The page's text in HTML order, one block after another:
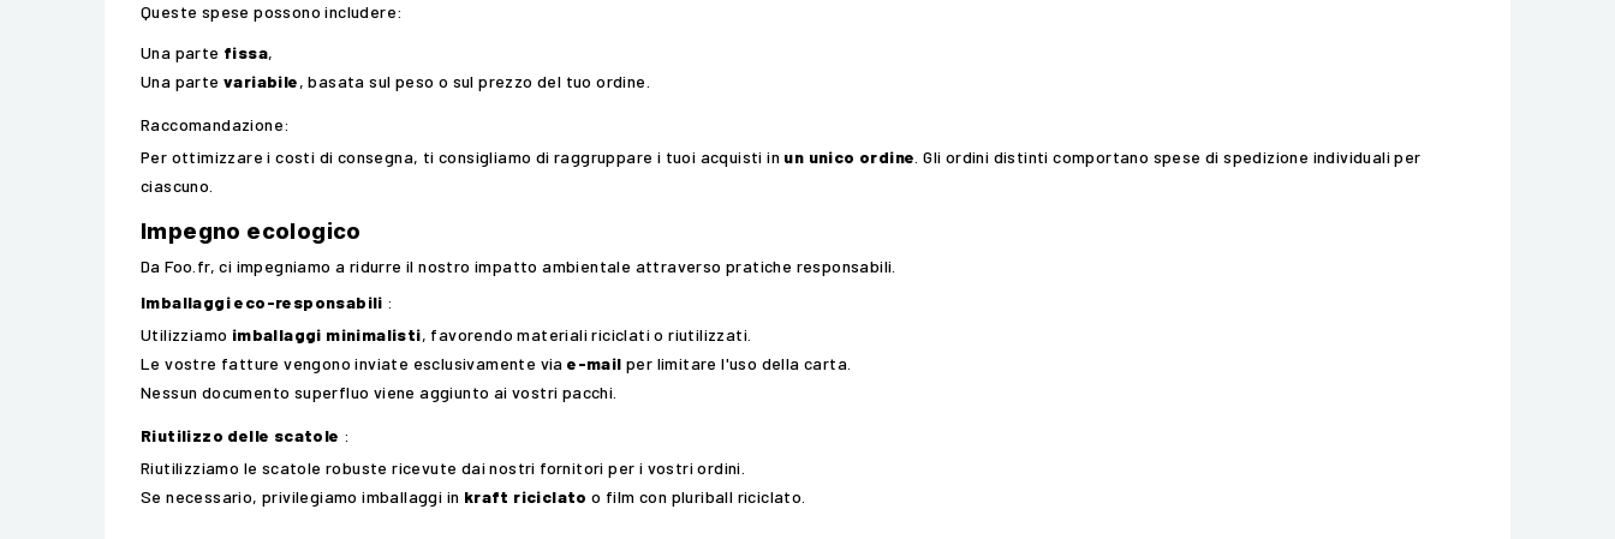
Queste spese possono includere:
Una parte fissa,
Una parte variabile, basata sul peso o sul prezzo del tuo ordine.
Raccomandazione:
Per ottimizzare i costi di consegna, ti consigliamo di raggruppare i tuoi acquisti in un unico ordine . Gli ordini distinti comportano spese di spedizione individuali per
ciascuno.
Impegno ecologico
Da Foo.fr, ci impegniamo a ridurre il nostro impatto ambientale attraverso pratiche responsabili.
Imballaggi eco-responsabili :
Utilizziamo imballaggi minimalisti, favorendo materiali riciclati o riutilizzati.
Le vostre fatture vengono inviate esclusivamente viae-mail per limitare l'uso della carta.
Nessun documento superfluo viene aggiunto ai vostri pacchi.
Riutilizzo delle scatole :
Riutilizziamo le scatole robuste ricevute dai nostri fornitori per i vostri ordini.
Se necessario, privilegiamo imballaggi in kraft riciclato o film con pluriball riciclato.